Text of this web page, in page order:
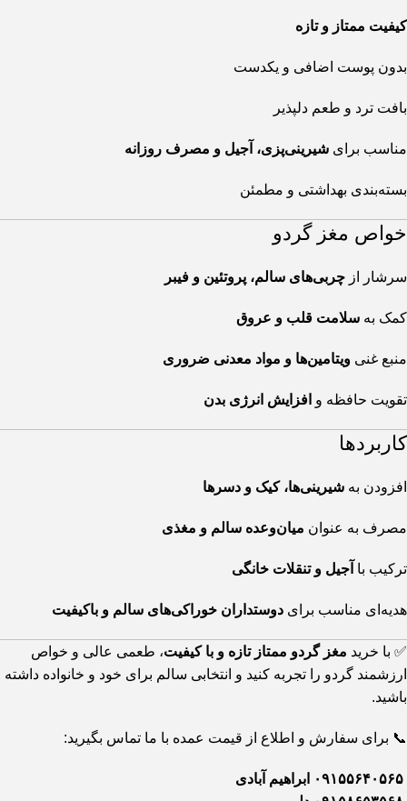
کیفیت ممتاز و تازه
بدون پوست اضافی و یکدست
بافت ترد و طعم دلپذیر
مناسب برای شیرینی‌پزی، آجیل و مصرف روزانه
بسته‌بندی بهداشتی و مطمئن
خواص مغز گردو
سرشار از چربی‌های سالم، پروتئین و فیبر
کمک به سلامت قلب و عروق
منبع غنی ویتامین‌ها و مواد معدنی ضروری
تقویت حافظه و افزایش انرژی بدن
کاربردها
افزودن به شیرینی‌ها، کیک و دسرها
مصرف به عنوان میان‌وعده سالم و مغذی
ترکیب با آجیل و تنقلات خانگی
هدیه‌ای مناسب برای دوستداران خوراکی‌های سالم و باکیفیت
✅ با خرید مغز گردو ممتاز تازه و با کیفیت، طعمی عالی و خواص
ارزشمند گردو را تجربه کنید و انتخابی سالم برای خود و خانواده داشته
باشید.
📞 برای سفارش و اطلاع از قیمت عمده با ما تماس بگیرید: